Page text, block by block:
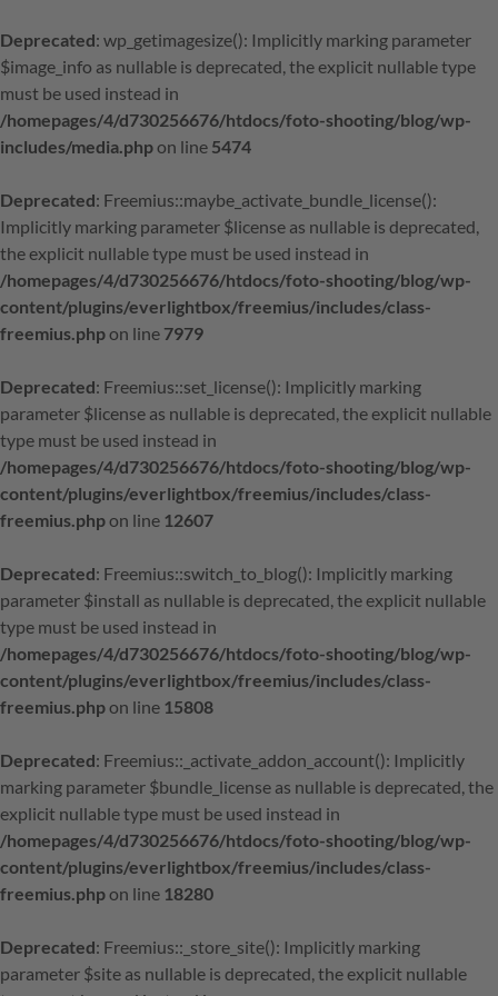
Deprecated: wp_getimagesize(): Implicitly marking parameter
$image_info as nullable is deprecated, the explicit nullable type
must be used instead in
/homepages/4/d730256676/htdocs/foto-shooting/blog/wp-
includes/media.phpon line 5474
Deprecated: Freemius::maybe_activate_bundle_license():
Implicitly marking parameter $license as nullable is deprecated,
the explicit nullable type must be used instead in
/homepages/4/d730256676/htdocs/foto-shooting/blog/wp-
content/plugins/everlightbox/freemius/includes/class-
freemius.phpon line 7979
Deprecated: Freemius::set_license(): Implicitly marking
parameter $license as nullable is deprecated, the explicit nullable
type must be used instead in
/homepages/4/d730256676/htdocs/foto-shooting/blog/wp-
content/plugins/everlightbox/freemius/includes/class-
freemius.phpon line 12607
Deprecated: Freemius::switch_to_blog(): Implicitly marking
parameter $install as nullable is deprecated, the explicit nullable
type must be used instead in
/homepages/4/d730256676/htdocs/foto-shooting/blog/wp-
content/plugins/everlightbox/freemius/includes/class-
freemius.phpon line 15808
Deprecated: Freemius::_activate_addon_account(): Implicitly
marking parameter $bundle_license as nullable is deprecated, the
explicit nullable type must be used instead in
/homepages/4/d730256676/htdocs/foto-shooting/blog/wp-
content/plugins/everlightbox/freemius/includes/class-
freemius.phpon line 18280
Deprecated: Freemius::_store_site(): Implicitly marking
parameter $site as nullable is deprecated, the explicit nullable